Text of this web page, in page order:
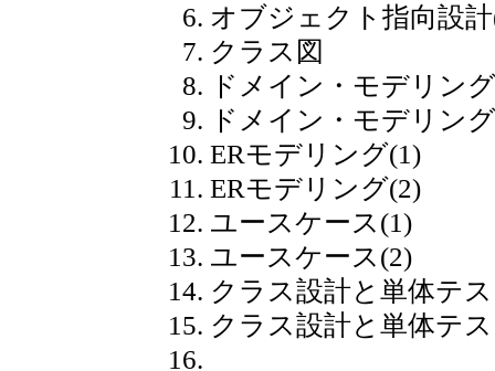
オブジェクト指向設
クラス図
ドメイン・モデリン
ドメイン・モデリン
ERモデリング(1)
ERモデリング(2)
ユースケース(1)
ユースケース(2)
クラス設計と単体テ
クラス設計と単体テ